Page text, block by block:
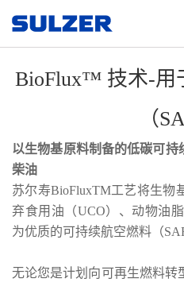
BioFlux™ 技术-用
（
以生物基原料制备的低碳可
柴油
苏尔寿BioFluxTM工艺将生物
弃食用油（UCO）、动物油
为优质的可持续航空燃料（
无论您是计划向可再生燃料转